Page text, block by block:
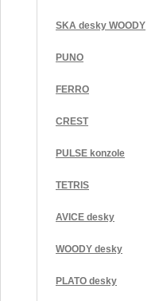
SKA desky WOODY
PUNO
FERRO
CREST
PULSE konzole
TETRIS
AVICE desky
WOODY desky
PLATO desky